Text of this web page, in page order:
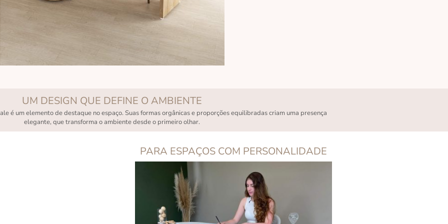
UM DESIGN QUE DEFINE O AMBIENTE
é um elemento de destaque no espaço. Suas formas orgânicas e proporções equilibradas criam uma presença
elegante, que transforma o ambiente desde o primeiro olhar.
PARA ESPAÇOS COM PERSONALIDADE